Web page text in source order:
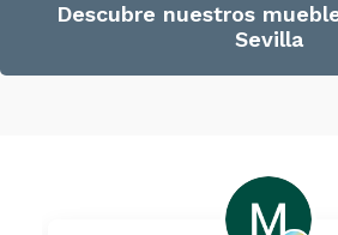
Descubre nuestros
Sevilla